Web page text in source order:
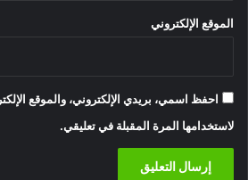
الموقع الإلكتروني
احفظ اسمي، بريدي الإلكتروني، والموقع
لاستخدامها المرة المقبلة في تعليقي.